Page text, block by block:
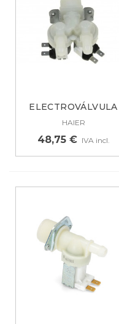
ELECTROVÁLVULA
LAVADORA HAIER 2...
HAIER
48,75 € IVA incl.